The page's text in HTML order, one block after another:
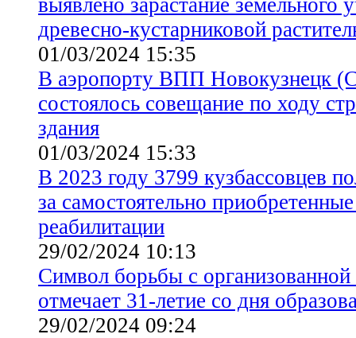
древесно-кустарниковой
01/03/2024 15:35
В аэропорту ВПП Новокузнецк
состоялось совещание по ходу
здания
01/03/2024 15:33
В 2023 году 3799 кузбассовцев
за самостоятельно
реабилитации
29/02/2024 10:13
Символ борьбы с
отмечает 31-летие со дня
29/02/2024 09:24